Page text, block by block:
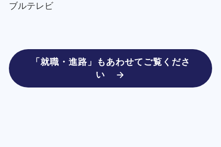
ブルテレビ
「就職・進路」もあわせてご覧くださ
い